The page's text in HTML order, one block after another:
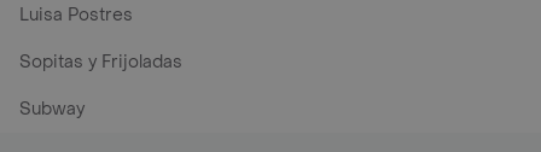
Luisa Postres
Sopitas y Frijoladas
Subway